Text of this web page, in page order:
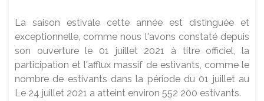
La saison estivale cette année est distinguée et
exceptionnelle, comme nous l'avons constaté depuis
son ouverture le 01 juillet 2021 à titre officiel, la
participation et l'afflux massif de estivants, comme le
nombre de estivants dans la période du 01 juillet au
Le 24 juillet 2021 a atteint environ 552 200 estivants.